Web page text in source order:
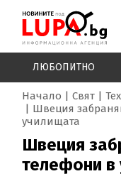
ЛЮБОПИТНО
Начало Свят
Швеция
училищата
Швеция
телефони в